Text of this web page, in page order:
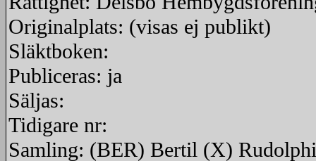
Originalplats: (visas ej publikt)
Släktboken:
Publiceras: ja
Säljas:
Tidigare nr:
Samling: (BER) Bertil (X) Rudolphi